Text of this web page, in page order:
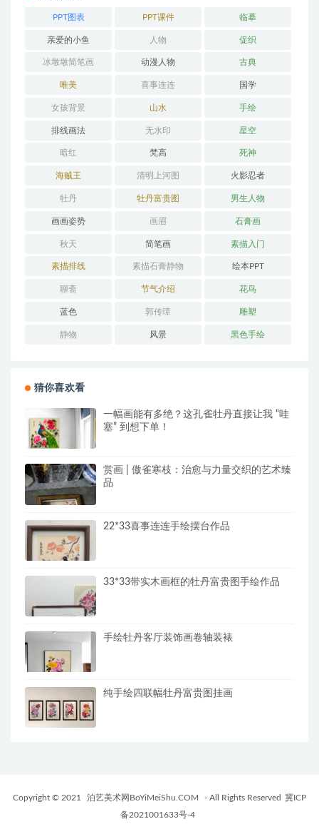
PPT图表 PPT课件 临摹
亲爱的小鱼 人物 促织
冰墩墩简笔画 动漫人物 古典
唯美 喜事连连 国学
女孩背景 山水 手绘
排线画法 无水印 星空
暗红 梵高 死神
海贼王 清明上河图 火影忍者
牡丹 牡丹富贵图 男生人物
画画姿势 画眉 石膏画
秋天 简笔画 素描入门
素描排线 素描石膏静物 绘本PPT
聊斋 节气介绍 花鸟
蓝色 郭传璋 雕塑
静物 风景 黑色手绘
猜你喜欢看
一幅画能有多绝？这孔雀牡丹直接让我 “哇
塞” 到想下单！
赏画 | 傲雀寒枝：治愈与力量交织的艺术臻
品
22*33喜事连连手绘摆台作品
33*33带实木画框的牡丹富贵图手绘作品
手绘牡丹客厅装饰画卷轴装裱
纯手绘四联幅牡丹富贵图挂画
Copyright © 2021 泊艺美术网BoYiMeiShu.COM - All Rights Reserved 冀ICP
备2021001633号-4